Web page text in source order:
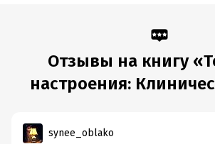
Отзывы на книгу
настроения:
synee_oblako